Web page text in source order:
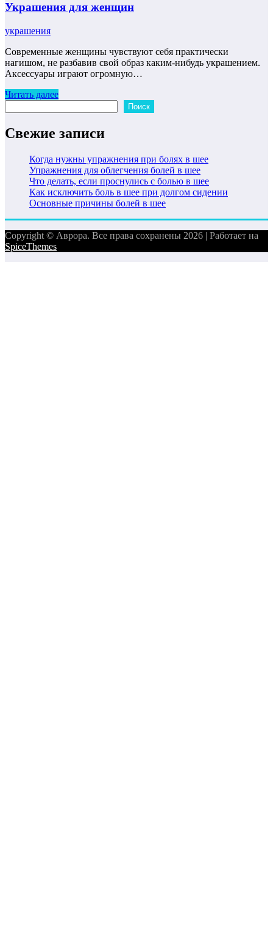
Украшения для женщин
украшения
Современные женщины чувствуют себя практически
нагишом, не разбавив свой образ каким-нибудь украшением.
Аксессуары играют огромную…
Читать далее
Поиск
Свежие записи
Когда нужны упражнения при болях в шее
Упражнения для облегчения болей в шее
Что делать, если проснулись с болью в шее
Как исключить боль в шее при долгом сидении
Основные причины болей в шее
Copyright © Аврора. Все права сохранены 2026 | Работает на
SpiceThemes